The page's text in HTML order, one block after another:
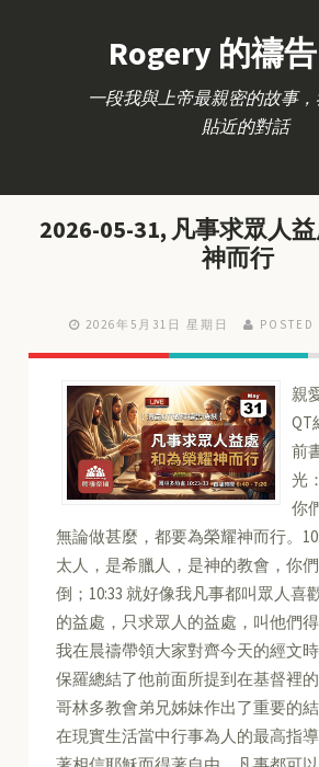
Rogery 的禱
一段我與上帝最親密的故事
貼近的對話
2026-05-31, 凡事求眾人
神而行
2026年5月31日 星期日 POSTED
親
QT
前
光
你
無論做甚麼，都要為榮耀神而行。
太人，是希臘人，是神的教會，你
倒；10:33 就好像我凡事都叫眾人喜
的益處，只求眾人的益處，叫他們
我在晨禱帶領大家對齊今天的經文
保羅總結了他前面所提到在基督裡
哥林多教會弟兄姊妹作出了重要的
在現實生活當中行事為人的最高指